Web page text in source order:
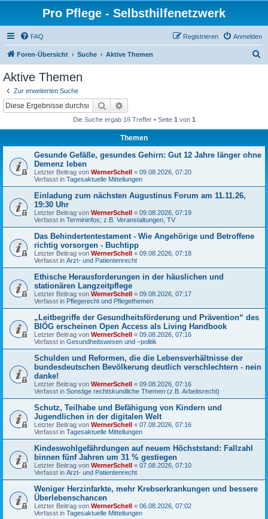
Pro Pflege - Selbsthilfenetzwerk
FAQ Anmelden
Registrieren
Foren-Übersicht Suche Aktive Themen
Aktive Themen
Zur erweiterten Suche
Suche
Die Suche ergab 16 Treffer • Seite 1 von 1
Themen
Gesunde Gefäße, gesundes Gehirn: Gut 12 Jahre länger ohne
Demenz leben
Letzter Beitrag von WernerSchell « 09.08.2026, 07:20
Verfasst in Tagesaktuelle Mitteilungen
Einladung zum nächsten Augustinus Forum am 11.11.26,
19:30 Uhr
Letzter Beitrag von WernerSchell « 09.08.2026, 07:19
Verfasst in Termininfos; z.B. Veranstaltungen, TV
Das Behindertentestament - Wie Angehörige und Betroffene
richtig vorsorgen - Buchtipp
Letzter Beitrag von WernerSchell « 09.08.2026, 07:18
Verfasst in Arzt- und Patientenrecht
Ethische Herausforderungen in der häuslichen und
stationären Langzeitpflege
Letzter Beitrag von WernerSchell « 09.08.2026, 07:17
Verfasst in Pflegerecht und Pflegethemen
„Leitbegriffe der Gesundheitsförderung und Prävention“ des
BIÖG erscheinen Open Access als Living Handbook
Letzter Beitrag von WernerSchell « 09.08.2026, 07:16
Verfasst in Gesundheitswesen und –politik
Schulden und Reformen, die die Lebensverhältnisse der
bundesdeutschen Bevölkerung deutlich verschlechtern - nein
danke!
Letzter Beitrag von WernerSchell « 09.08.2026, 07:16
Verfasst in Sonstige rechtskundliche Themen (z.B. Arbeitsrecht)
Schutz, Teilhabe und Befähigung von Kindern und
Jugendlichen in der digitalen Welt
Letzter Beitrag von WernerSchell « 07.08.2026, 07:16
Verfasst in Tagesaktuelle Mitteilungen
Kindeswohlgefährdungen auf neuem Höchststand: Fallzahl
binnen fünf Jahren um 31 % gestiegen
Letzter Beitrag von WernerSchell « 07.08.2026, 07:10
Verfasst in Arzt- und Patientenrecht
Weniger Herzinfarkte, mehr Krebserkrankungen und bessere
Überlebenschancen
Letzter Beitrag von WernerSchell « 06.08.2026, 07:02
Verfasst in Tagesaktuelle Mitteilungen